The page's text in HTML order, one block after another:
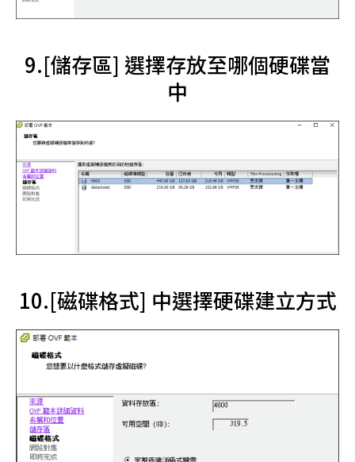
9.[儲存區] 選擇存放至哪個硬碟當
中
10.[磁碟格式] 中選擇硬碟建立方式